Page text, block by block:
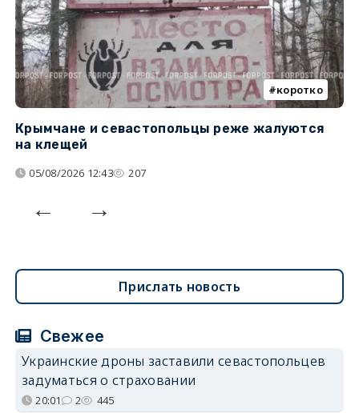
коротко
Крымчане и севастопольцы реже жалуются
на клещей
05/08/2026 12:43 207
Прислать новость
Свежее
Украинские дроны заставили севастопольцев
задуматься о страховании
20:01 2 445